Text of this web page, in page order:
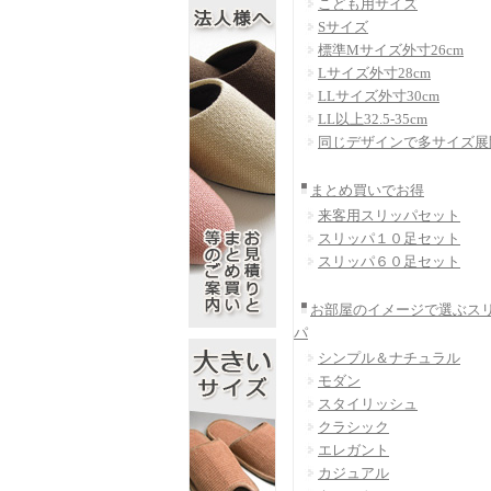
こども用サイズ
Sサイズ
標準Mサイズ外寸26cm
Lサイズ外寸28cm
LLサイズ外寸30cm
LL以上32.5-35cm
同じデザインで多サイズ
まとめ買いでお得
来客用スリッパセット
スリッパ１０足セット
スリッパ６０足セット
お部屋のイメージで選ぶス
パ
シンプル＆ナチュラル
モダン
スタイリッシュ
クラシック
エレガント
カジュアル